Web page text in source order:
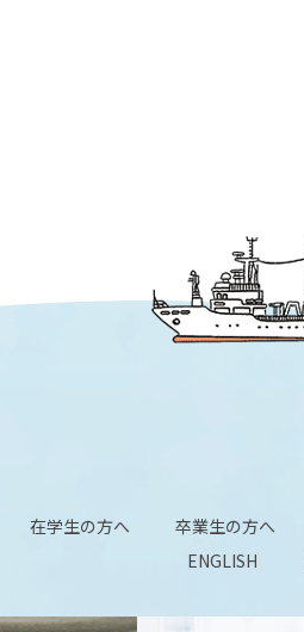
在学生の方へ 卒業生の方へ
ENGLISH